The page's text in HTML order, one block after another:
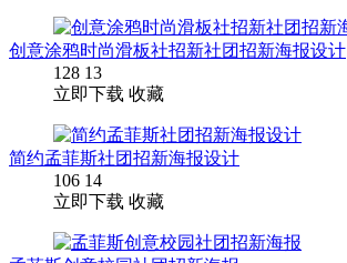
创意涂鸦时尚滑板社招新社团招新海报设计
128 13
立即下载 收藏
简约孟菲斯社团招新海报设计
106 14
立即下载 收藏